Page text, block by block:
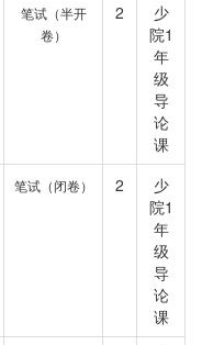
笔试（半开
卷）
2
少
院1
年
级
导
论
课
笔试（闭卷） 2
少
院1
年
级
导
论
课